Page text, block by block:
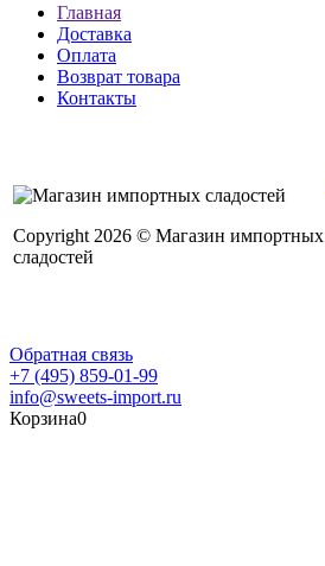
Главная
Доставка
Оплата
Возврат товара
Контакты
Copyright 2026 © Магазин импортных
сладостей
Обратная связь
+7 (495) 859-01-99
info@sweets-import.ru
Корзина0